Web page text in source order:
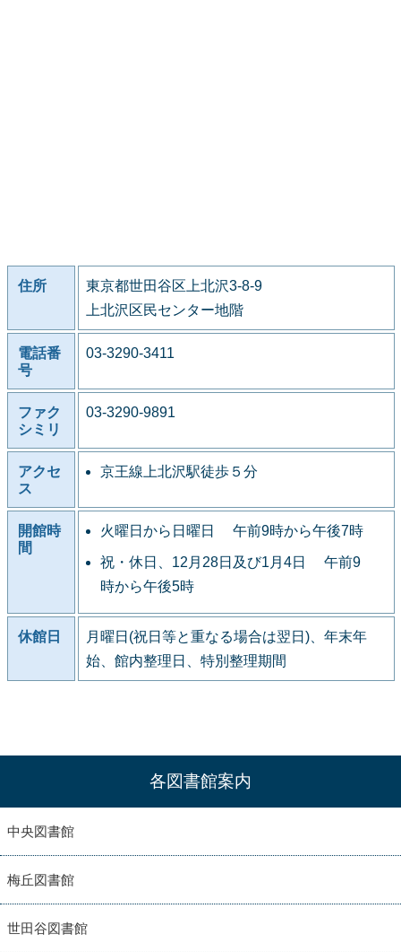
住所
東京都世田谷区上北沢3-8-9
上北沢区民センター地階
電話番
号
03-3290-3411
ファク
シミリ
03-3290-9891
アクセ
ス
京王線上北沢駅徒歩５分
開館時
間
火曜日から日曜日 午前9時から午後7時
祝・休日、12月28日及び1月4日 午前9
時から午後5時
休館日
月曜日(祝日等と重なる場合は翌日)、年末年
始、館内整理日、特別整理期間
各図書館案内
中央図書館
梅丘図書館
世田谷図書館